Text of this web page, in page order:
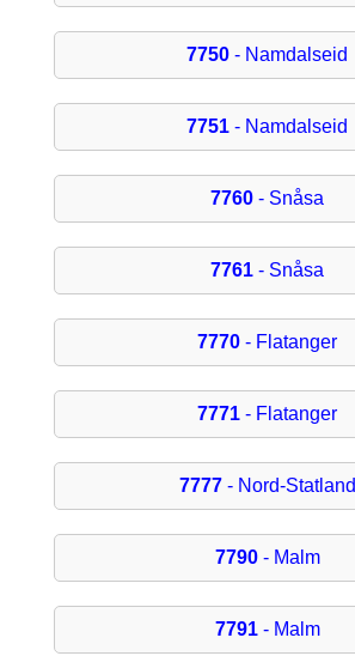
7750 - Namdalseid
7751 - Namdalseid
7760 - Snåsa
7761 - Snåsa
7770 - Flatanger
7771 - Flatanger
7777- Nord-Statland
7790- Malm
7791- Malm